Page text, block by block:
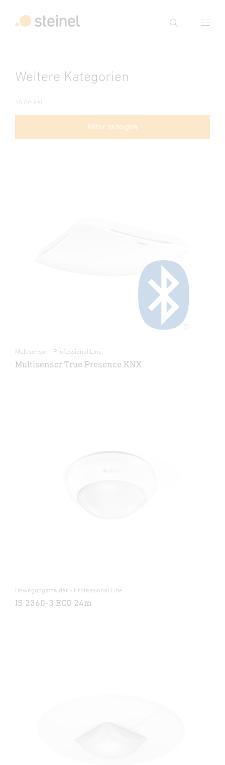
Suche
Suche
Weitere Kategorien
45 Artikel
Filter anzeigen
Multisensor - Professional Line
Multisensor True Presence KNX
Bewegungsmelder - Professional Line
IS 2360-3 ECO 24m